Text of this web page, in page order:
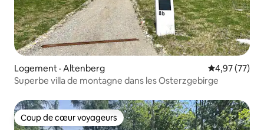
Logement · Altenberg Note
4,97 (77)
Superbe villa de montagne dans les Osterzgebirge
Coup de cœur voyageurs
Coup de cœur voyageurs